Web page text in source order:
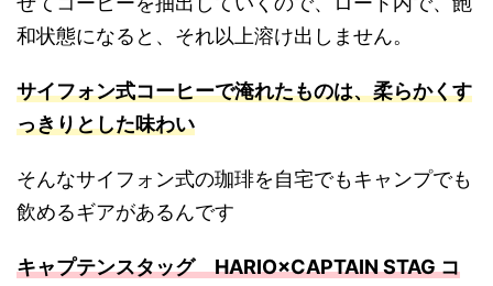
和状態になると、それ以上溶け出しません。
サイフォン式コーヒーで淹れたものは、柔らかくす
っきりとした味わい
そんなサイフォン式の珈琲を自宅でもキャンプでも
飲めるギアがあるんです
キャプテンスタッグHARIO×CAPTAIN STAG コ